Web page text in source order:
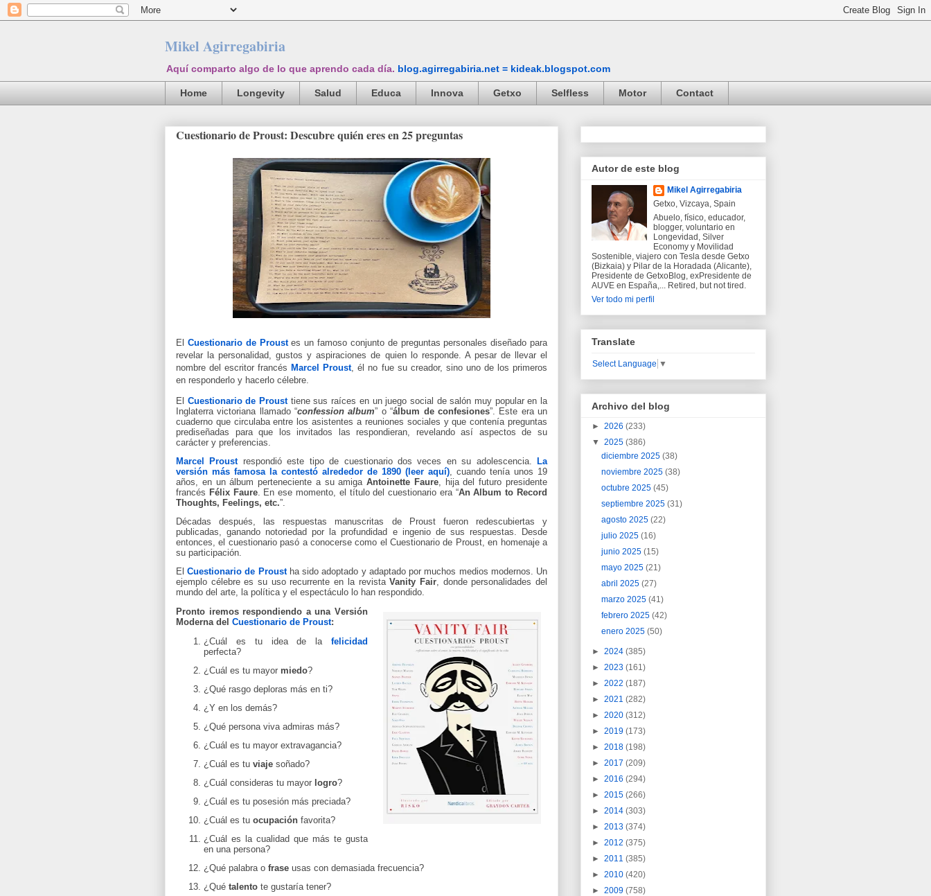
Mikel Agirregabiria
Aquí comparto algo de lo que aprendo cada día. blog.agirregabiria.net = kideak.blogspot.com
Home Longevity Salud Educa Innova Getxo Selfless Motor Contact
Cuestionario de Proust: Descubre quién eres en 25 preguntas
El Cuestionario de Proustes un famoso conjunto de preguntas personales diseñado para
revelar la personalidad, gustos y aspiraciones de quien lo responde. A pesar de llevar el
nombre del escritor francés Marcel Proust, él no fue su creador, sino uno de los primeros
en responderlo y hacerlo célebre.
El Cuestionario de Prousttiene sus raíces en un juego social de salón muy popular en la
Inglaterra victoriana llamado “confession album” o “álbum de confesiones”. Este era un
cuaderno que circulaba entre los asistentes a reuniones sociales y que contenía preguntas
prediseñadas para que los invitados las respondieran, revelando así aspectos de su
carácter y preferencias.
Marcel Proustrespondió este tipo de cuestionario dos veces en su adolescencia.
La
versión más famosa la contestó alrededor de 1890 (leer aquí) , cuando tenía unos 19
años, en un álbum perteneciente a su amigaAntoinette Faure, hija del futuro presidente
francés Félix Faure. En ese momento, el título del cuestionario era “An Album to Record
Thoughts, Feelings, etc.”.
Décadas después, las respuestas manuscritas de Proust fueron redescubiertas y
publicadas, ganando notoriedad por la profundidad e ingenio de sus respuestas. Desde
entonces, el cuestionario pasó a conocerse como el Cuestionario de Proust, en homenaje a
su participación.
ElCuestionario de Proustha sido adoptado y adaptado por muchos medios modernos. Un
ejemplo célebre es su uso recurrente en la revistaVanity Fair, donde personalidades del
mundo del arte, la política y el espectáculo lo han respondido.
Pronto iremos respondiendo a una Versión
Moderna del Cuestionario de Proust:
¿Cuál es tu idea de la felicidad
perfecta?
¿Cuál es tu mayor miedo?
¿Qué rasgo deploras más en ti?
¿Y en los demás?
¿Qué persona viva admiras más?
¿Cuál es tu mayor extravagancia?
¿Cuál es tu viaje soñado?
¿Cuál consideras tu mayor logro?
¿Cuál es tu posesión más preciada?
¿Cuál es tu ocupación favorita?
¿Cuál es la cualidad que más te gusta
en una persona?
¿Qué palabra o frase usas con demasiada frecuencia?
¿Qué talento te gustaría tener?
Autor de este blog
Mikel Agirregabiria
Getxo, Vizcaya, Spain
Abuelo, físico, educador,
blogger, voluntario en
Longevidad, Silver
Economy y Movilidad
Sostenible, viajero con Tesla desde Getxo
(Bizkaia) y Pilar de la Horadada (Alicante),
Presidente de GetxoBlog, exPresidente de
AUVE en España,... Retired, but not tired.
Ver todo mi perfil
Translate
Select Language ▼
Archivo del blog
► 2026 (233)
▼ 2025 (386)
diciembre 2025(38)
noviembre 2025(38)
octubre 2025(45)
septiembre 2025(31)
agosto 2025(22)
julio 2025(16)
junio 2025(15)
mayo 2025(21)
abril 2025(27)
marzo 2025(41)
febrero 2025(42)
enero 2025(50)
► 2024 (385)
► 2023 (161)
► 2022 (187)
► 2021 (282)
► 2020 (312)
► 2019 (173)
► 2018 (198)
► 2017 (209)
► 2016 (294)
► 2015 (266)
► 2014 (303)
► 2013 (374)
► 2012 (375)
► 2011 (385)
► 2010 (420)
► 2009 (758)